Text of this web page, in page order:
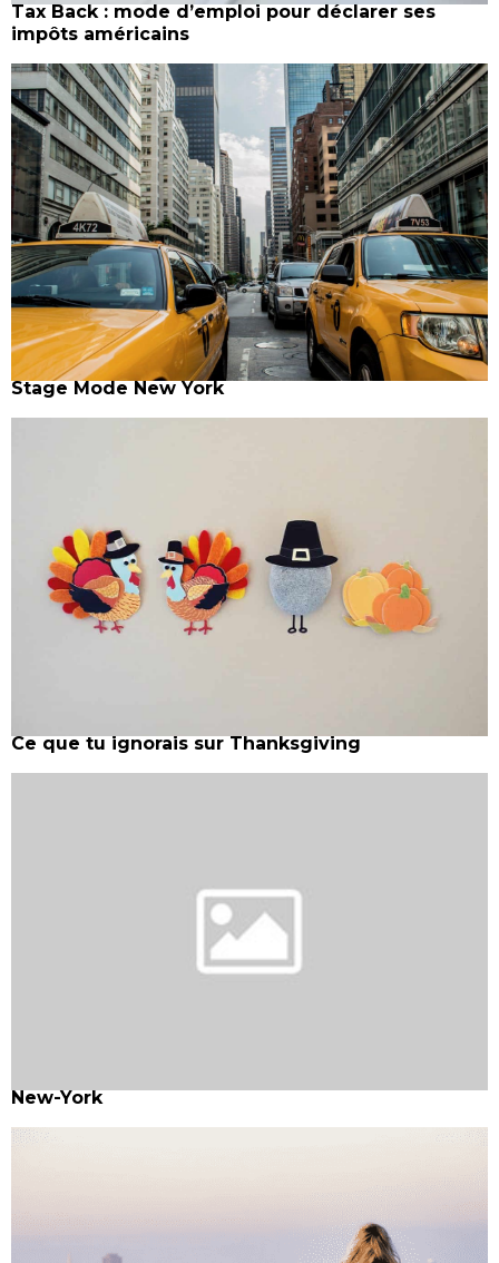
Tax Back : mode d’emploi pour déclarer ses
impôts américains
Stage Mode New York
Ce que tu ignorais sur Thanksgiving
New-York